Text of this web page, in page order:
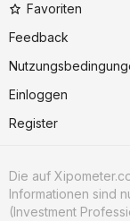
Favoriten
Feedback
Einloggen
Register
Die auf
Informationen sind
(Investment